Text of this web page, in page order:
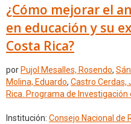
¿Cómo mejorar el
en educación y su
Costa Rica?
por Pujol Mesalles, Rosendo,
Molina, Eduardo, Castro Cerdas,
Rica. Programa de
Institución: Consejo Nacional de